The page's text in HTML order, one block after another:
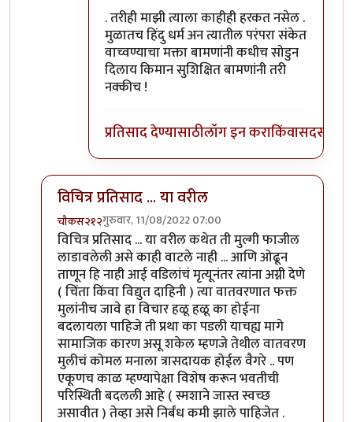
. तरीही माझी त्याला काहीही हरकत नसेल .
मुळातच हिंदु धर्म अन त्यातील परंपरा संकेत
वाच्वण्याचा मक्ता बामणांनी कधीच सोडुन
दिलाय किमान सुशिक्षित बामणांनी तरी
नक्कीच !
प्रतिसाद देण्यासाठीलॉग इन कराकिंवासदस्य व्हा
विचित्र प्रतिसाद ... या वरील
चौकस२१२गुरुवार, 11/08/2022 07:00
In reply toउगाचचbyप्रसाद गोडबोले
विचित्र प्रतिसाद ... या वरील कथेत ती मुल्गी फाजील
लाडावलेली असे काही वाटले नाही ... आणि ओढून
ताणून हि नाही आई वडिलांचं मृत्यूनंतर त्यांना अग्नी देणे
( चिंता किंवा विद्युत दाहिनी ) त्या वातवरणात फक्त
मुलांनीच जावे हा विचार हळू हळू का होईना
बदलायला पाहिजे ती प्रथा का पडली याचह्य मागे
सामाजिक कारण असू शकेल म्हणजे तेथील वातवरण
मुलीचं कोमल मनाला त्रासदायक होईल वैगरे .. पण
एकूणच काळ म्हण्यापेक्षा विशेष करून भवतीची
परिस्थिती बदलली आहे ( स्मशाने जास्त स्वच्छ
असावीत ) तेव्हा असे निर्बंध कमी झाले पाहिजेत .